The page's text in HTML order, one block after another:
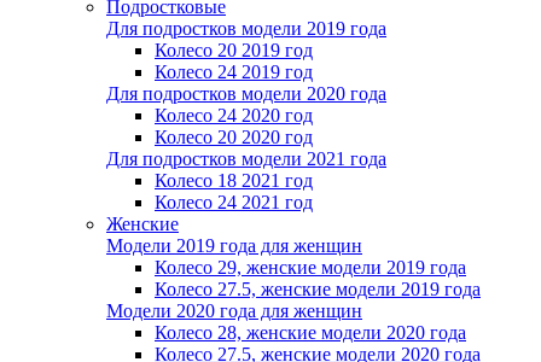
Подростковые
Для подростков модели 2019 года
Колесо 20 2019 год
Колесо 24 2019 год
Для подростков модели 2020 года
Колесо 24 2020 год
Колесо 20 2020 год
Для подростков модели 2021 года
Колесо 18 2021 год
Колесо 24 2021 год
Женскиe
Модели 2019 года для женщин
Колесо 29, женские модели 2019 года
Колесо 27.5, женские модели 2019 года
Модели 2020 года для женщин
Колесо 28, женские модели 2020 года
Колесо 27.5, женские модели 2020 года